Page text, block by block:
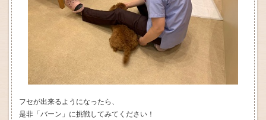
フセが出来るようになったら、
是非「バーン」に挑戦してみてください！